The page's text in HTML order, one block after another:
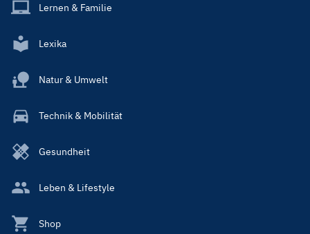
Lernen & Familie
Lexika
Natur & Umwelt
Technik & Mobilität
Gesundheit
Leben & Lifestyle
Shop